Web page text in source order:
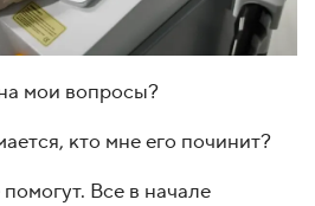
мои вопросы?
кто мне его починит?
Все в начале